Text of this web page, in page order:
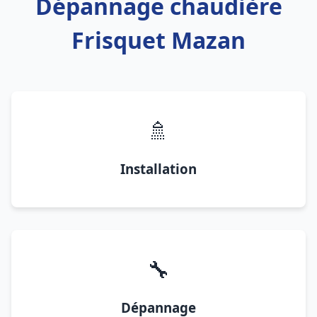
Frisquet Mazan
🚿
Installation
🔧
Dépannage